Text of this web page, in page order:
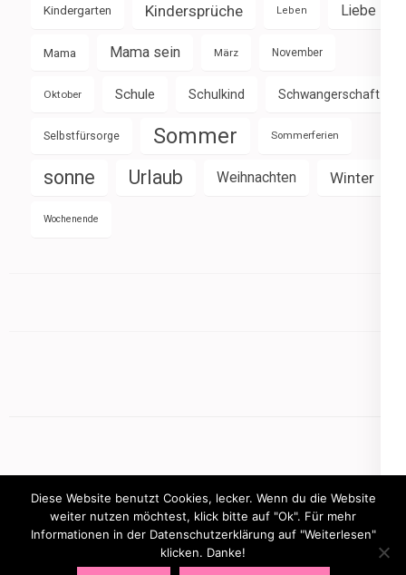
Kindergarten Kindersprüche Leben Liebe
Mama Mama sein März November
Oktober Schule Schulkind Schwangerschaft
Selbstfürsorge Sommer Sommerferien
sonne Urlaub Weihnachten Winter
Wochenende
mamasbusiness.de
Diese Website benutzt Cookies, lecker. Wenn du die Website
weiter nutzen möchtest, klick bitte auf "Ok". Für mehr
Informationen in der Datenschutzerklärung auf "Weiterlesen"
klicken. Danke!